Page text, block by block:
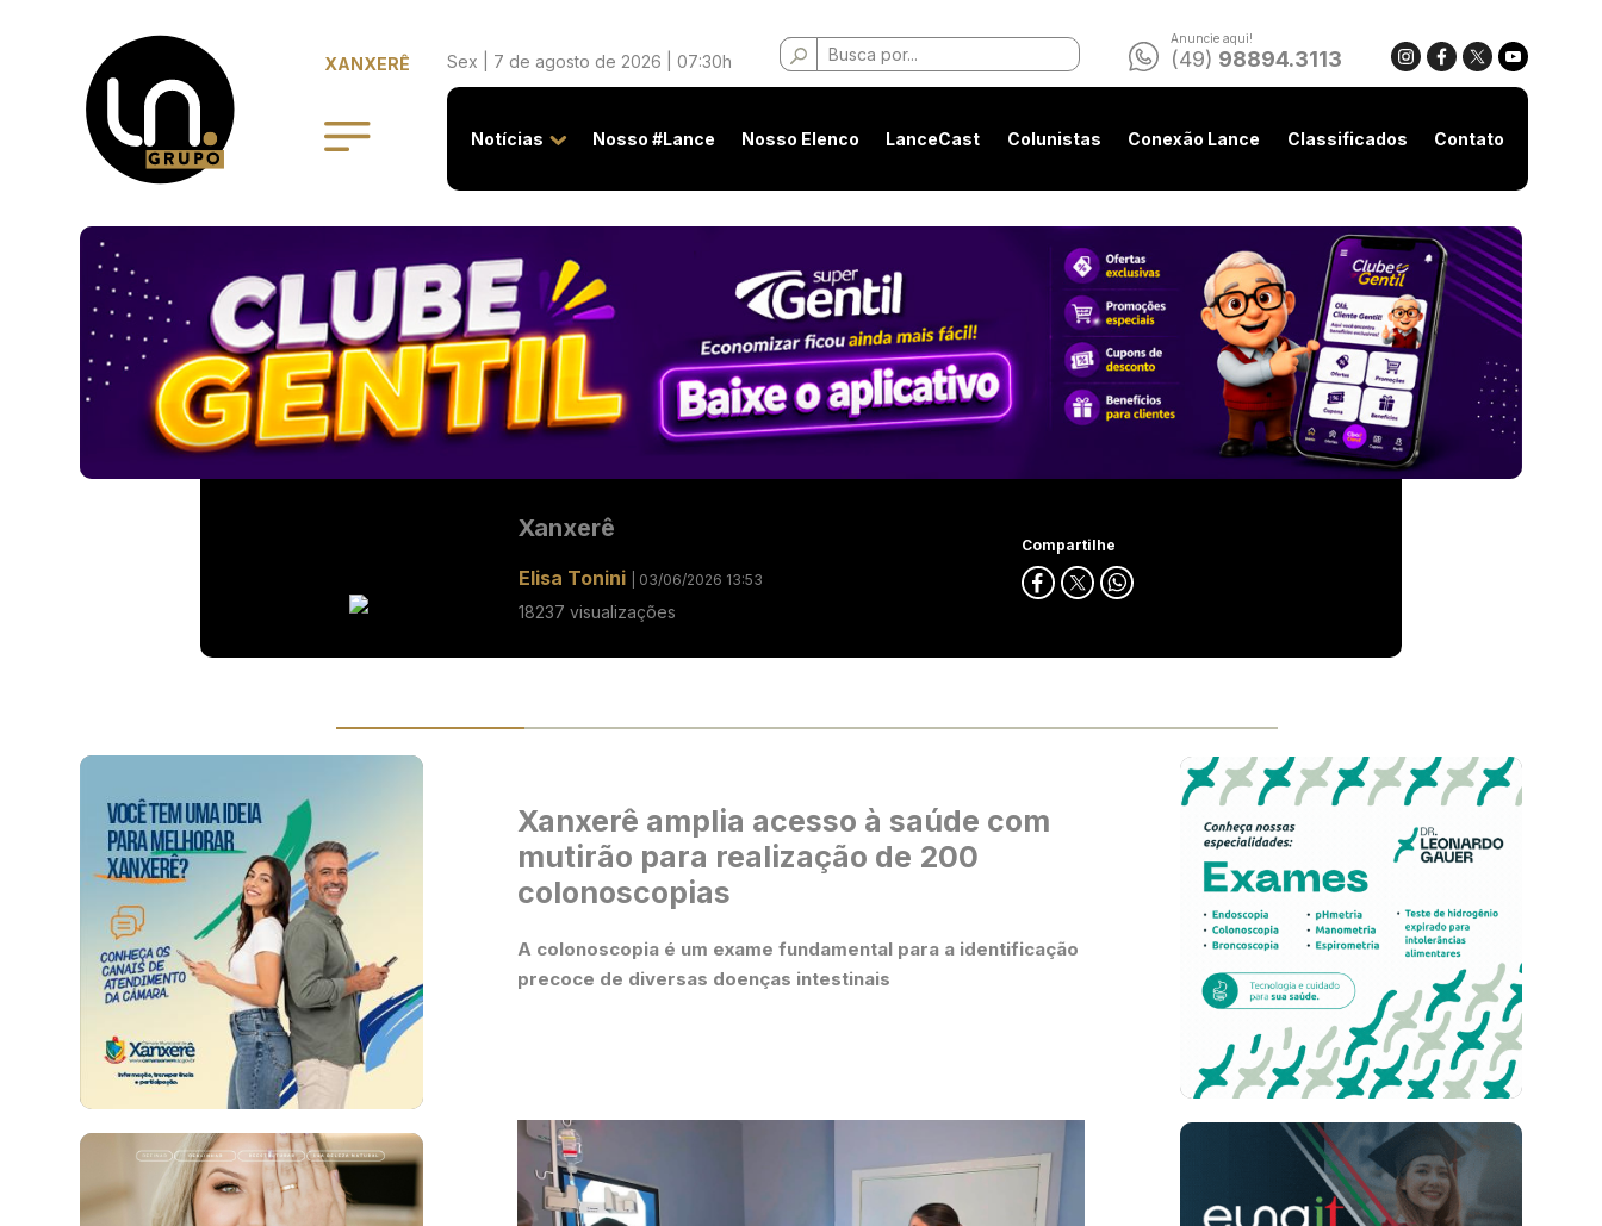
XANXERÊ Sex | 7 de agosto de 2026 | 07:30h
Buscar
por:
Anuncie aqui!
(49) 98894.3113
Notícias Nosso #Lance Nosso Elenco LanceCast Colunistas Conexão Lance Classificados Contato
Xanxerê
Elisa Tonini | 03/06/2026 13:53
18237 visualizações
Compartilhe
Xanxerê amplia acesso à saúde com
mutirão para realização de 200
colonoscopias
​A colonoscopia é um exame fundamental para a identificação
precoce de diversas doenças intestinais